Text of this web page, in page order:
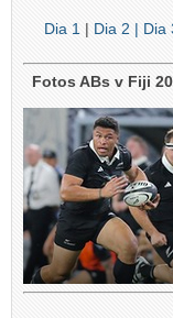
Dia 1 | Dia 2 | Dia
Fotos ABs v Fiji